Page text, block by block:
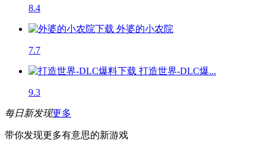
8.4
外婆的小农院
7.7
打造世界-DLC爆...
9.3
每日新发现更多
带你发现更多有意思的新游戏